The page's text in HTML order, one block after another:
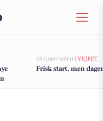
18 timer siden | VEJRET
Frisk start, men
lokale inspirationscenter for